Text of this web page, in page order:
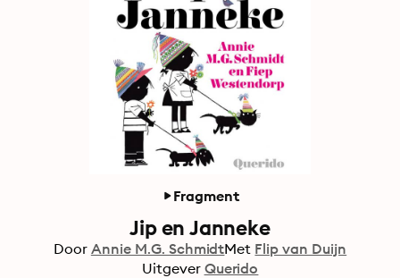
Fragment
Jip en Janneke
Door Annie M.G. SchmidtMet Flip van Duijn
Uitgever Querido